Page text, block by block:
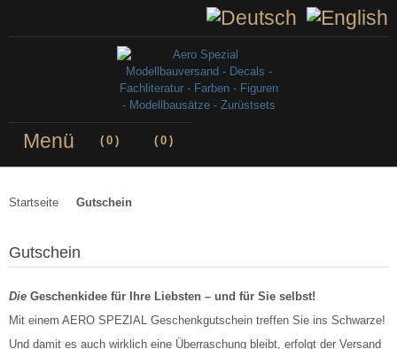
Menü ( 0 ) ( 0 )
Startseite Gutschein
Gutschein
Die Geschenkidee für Ihre Liebsten – und für Sie selbst!
Mit einem AERO SPEZIAL Geschenkgutschein treffen Sie ins Schwarze!
Und damit es auch wirklich eine Überraschung bleibt, erfolgt der Versand